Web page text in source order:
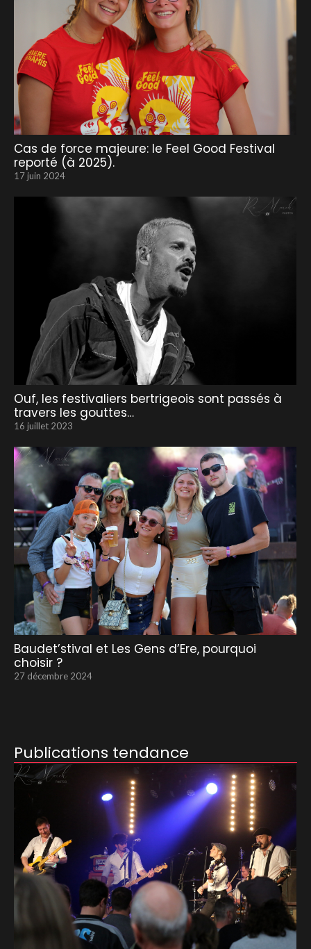
Cas de force majeure: le Feel Good Festival
reporté (à 2025).
17 juin 2024
Ouf, les festivaliers bertrigeois sont passés à
travers les gouttes…
16 juillet 2023
Baudet’stival et Les Gens d’Ere, pourquoi
choisir ?
27 décembre 2024
Publications tendance